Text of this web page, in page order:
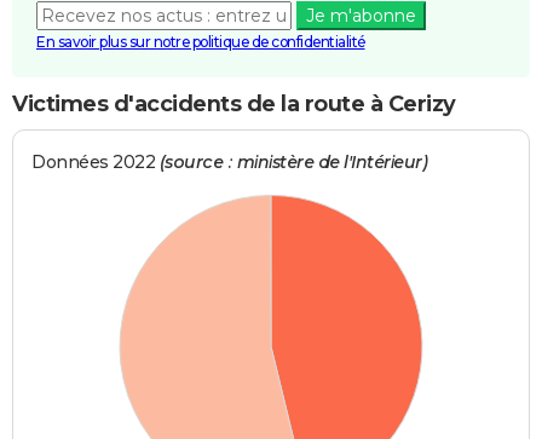
Je m'abonne
En savoir plus sur notre politique de confidentialité
Victimes d'accidents de la route à Cerizy
Données 2022 (source : ministère de l'Intérieur)